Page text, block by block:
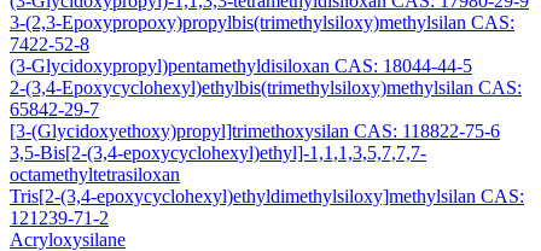
3-(2,3-Epoxypropoxy)propylbis(trimethylsiloxy)methylsilan CAS:
7422-52-8
(3-Glycidoxypropyl)pentamethyldisiloxan CAS: 18044-44-5
2-(3,4-Epoxycyclohexyl)ethylbis(trimethylsiloxy)methylsilan CAS:
65842-29-7
[3-(Glycidoxyethoxy)propyl]trimethoxysilan CAS: 118822-75-6
3,5-Bis[2-(3,4-epoxycyclohexyl)ethyl]-1,1,1,3,5,7,7,7-
octamethyltetrasiloxan
Tris[2-(3,4-epoxycyclohexyl)ethyldimethylsiloxy]methylsilan CAS:
121239-71-2
Acryloxysilane